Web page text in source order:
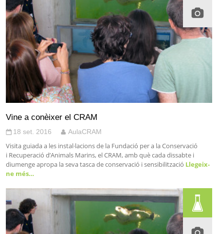
Vine a conèixer el CRAM
18 set. 2016 AulaCRAM
Visita guiada a les instal·lacions de la Fundació per a la Conservació
i Recuperació d’Animals Marins, el CRAM, amb què cada dissabte i
diumenge apropa la seva tasca de conservació i sensibilització Llegeix-
ne més…